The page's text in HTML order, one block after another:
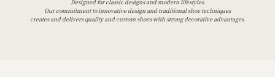
Designed for classic designs and modern lifestyles.
Our commitment to innovative design and traditional shoe techniques
creates and delivers quality and custom shoes with strong decorative advantages.